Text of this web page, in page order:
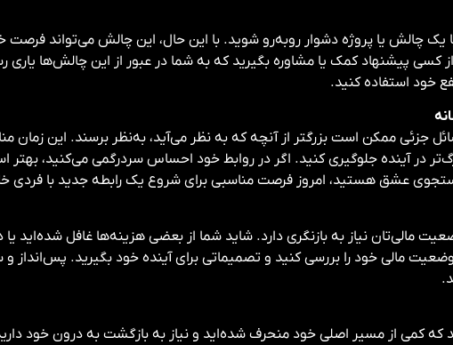
یک چالش یا پروژه دشوار روبه‌رو شوید. با این حال، این چالش می‌تواند
پیشنهاد کمک یا مشاوره بگیرید که به شما در عبور از این چالش‌ها یاری
خود استفاده کنید.
جزئی ممکن است بزرگتر از آنچه که به نظر می‌آید، به‌نظر برسند. این
در آینده جلوگیری کنید. اگر در روابط خود احساس سردرگمی می‌کنید،
عشق هستید، امروز فرصت مناسبی برای شروع یک رابطه جدید با فردی
مالی‌تان نیاز به بازنگری دارد. شاید شما از بعضی هزینه‌ها غافل شده‌اید یا
مالی خود را بررسی کنید و تصمیماتی برای آینده خود بگیرید. پس‌انداز
کمی از مسیر اصلی خود منحرف شده‌اید و نیاز به بازگشت به درون خود